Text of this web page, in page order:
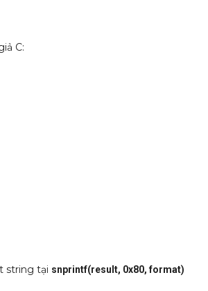
C:
string tại snprintf(result, 0x80, format)